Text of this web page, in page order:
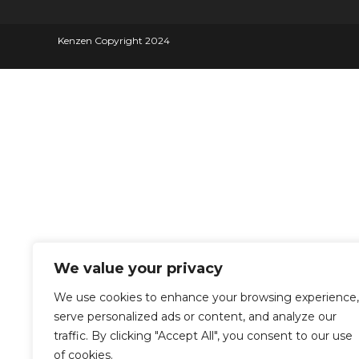
We value your privacy
We use cookies to enhance your browsing experience,
serve personalized ads or content, and analyze our
traffic. By clicking "Accept All", you consent to our use
of cookies.
Kenzen Copyright 2024